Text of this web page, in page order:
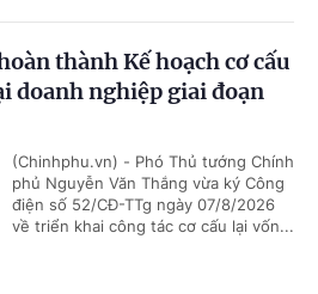
thành Kế hoạch cơ cấu
doanh nghiệp giai đoạn
(Chinhphu.vn) - Phó Thủ tướng Chính
phủ Nguyễn Văn Thắng vừa ký Công
điện số 52/CĐ-TTg ngày 07/8/2026
về triển khai công tác cơ cấu lại vốn...